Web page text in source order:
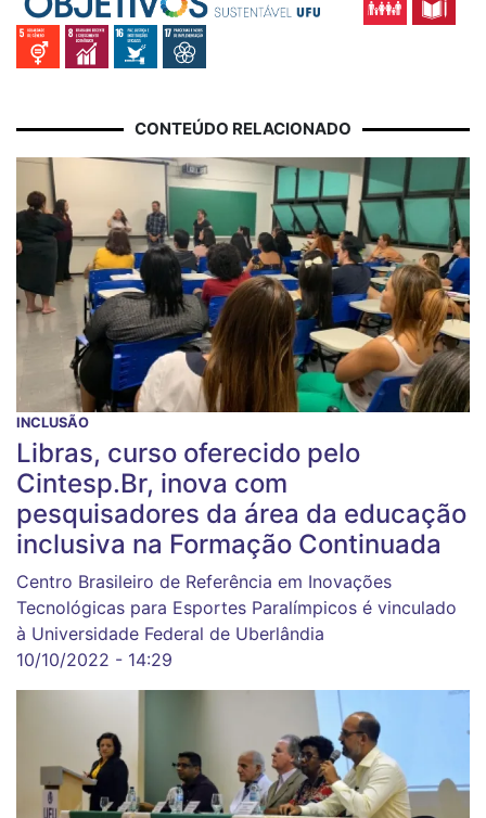
CONTEÚDO RELACIONADO
INCLUSÃO
Libras, curso oferecido pelo
Cintesp.Br, inova com
pesquisadores da área da educação
inclusiva na Formação Continuada
Centro Brasileiro de Referência em Inovações
Tecnológicas para Esportes Paralímpicos é vinculado
à Universidade Federal de Uberlândia
10/10/2022 - 14:29